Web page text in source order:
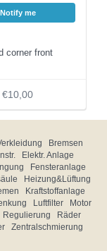
Notify me
corner front
€10,00
Bremsen
Elektr. Anlage
Fensteranlage
Heizung&Lüftung
Kraftstoffanlage
Luftfilter
Motor
Regulierung
Räder
Zentralschmierung